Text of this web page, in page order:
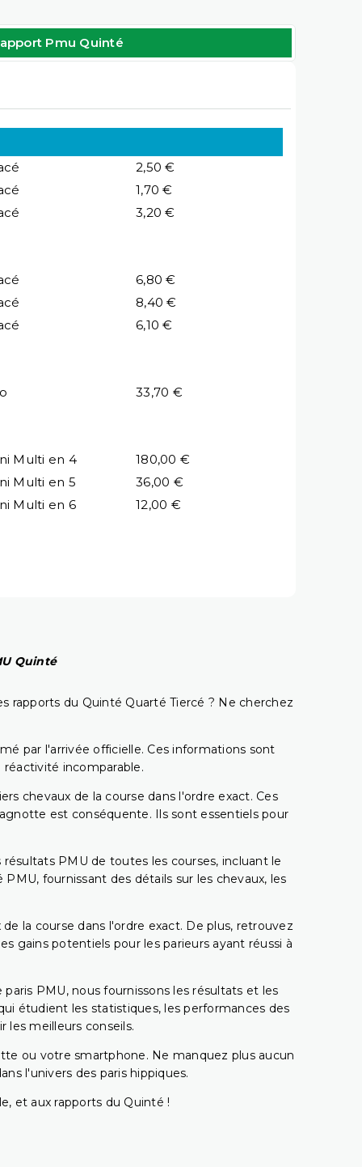
Pmu Quinté
2,50 €
1,70 €
3,20 €
6,80 €
8,40 €
6,10 €
33,70 €
Multi en 4
180,00 €
Multi en 5
36,00 €
Multi en 6
12,00 €
Quinté
rapports du Quinté Quarté Tiercé ? Ne cherchez
par l'arrivée officielle. Ces informations sont
incomparable.
chevaux de la course dans l'ordre exact. Ces
est conséquente. Ils sont essentiels pour
PMU de toutes les courses, incluant le
fournissant des détails sur les chevaux, les
la course dans l'ordre exact. De plus, retrouvez
gains potentiels pour les parieurs ayant réussi à
PMU, nous fournissons les résultats et les
étudient les statistiques, les performances des
les meilleurs conseils.
ou votre smartphone. Ne manquez plus aucun
l'univers des paris hippiques.
et aux rapports du Quinté !